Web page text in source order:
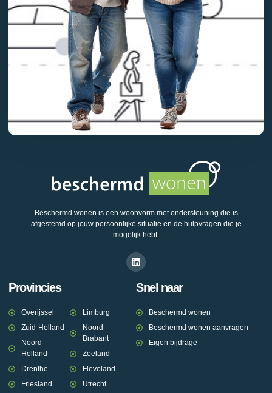
Beschermd wonen is een woonvorm met ondersteuning die is
afgestemd op jouw persoonlijke situatie en de hulpvragen die je
mogelijk hebt.
Provincies
Overijssel
Zuid-Holland
Noord-
Holland
Drenthe
Friesland
Limburg
Noord-
Brabant
Zeeland
Flevoland
Utrecht
Snel naar
Beschermd wonen
Beschermd wonen aanvragen
Eigen bijdrage